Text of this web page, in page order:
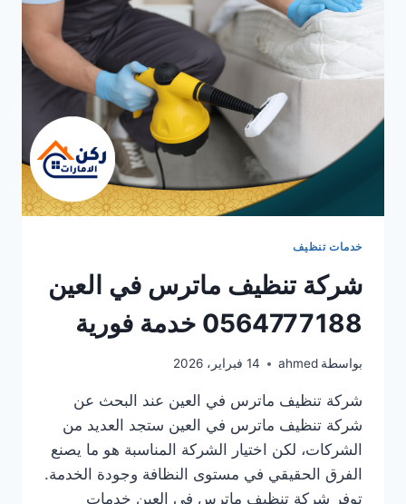
خدمات تنظيف
شركة تنظيف ماترس في العين
0564777188 خدمة فورية
بواسطة ahmed 14 فبراير، 2026
شركة تنظيف ماترس في العين عند البحث عن
شركة تنظيف ماترس في العين ستجد العديد من
الشركات، لكن اختيار الشركة المناسبة هو ما يصنع
الفرق الحقيقي في مستوى النظافة وجودة الخدمة.
توفر شركة تنظيف ماترس في العين خدمات